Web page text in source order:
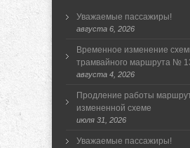
Уважаемые пассажиры!
августа 6, 2026
Временное изменение
трамвайного маршрута №
августа 4, 2026
Продление работы
измененной схеме
июля 31, 2026
Уважаемые пассажиры!